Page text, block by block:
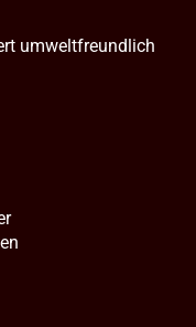
umweltfreundlich